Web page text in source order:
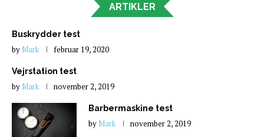
ARTIKLER
Buskrydder test
by Mark februar 19, 2020
Vejrstation test
by Mark november 2, 2019
Barbermaskine test
by Mark november 2, 2019